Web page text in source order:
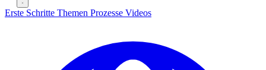
Erste Schritte Themen Prozesse Videos